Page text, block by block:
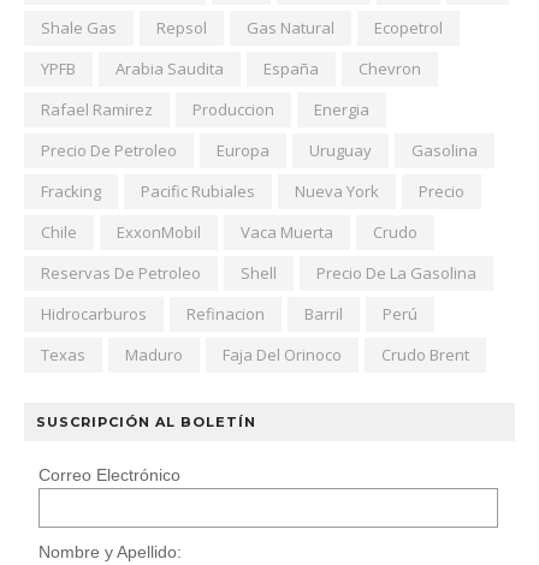
Shale Gas
Repsol Gas Natural
Ecopetrol
YPFB
Arabia Saudita España
Chevron
Rafael Ramirez
Produccion
Energia
Precio De Petroleo
Europa Uruguay
Gasolina
Fracking
Pacific Rubiales Nueva York
Precio
Chile
ExxonMobil Vaca Muerta
Crudo
Reservas De Petroleo
Shell
Precio De La Gasolina
Hidrocarburos
Refinacion Barril
Perú
Texas
Maduro Faja Del Orinoco Crudo Brent
SUSCRIPCIÓN AL BOLETÍN
Correo Electrónico
Nombre y Apellido: